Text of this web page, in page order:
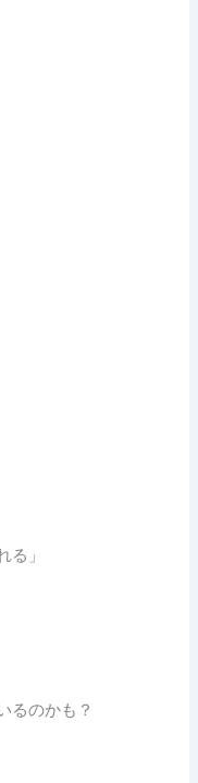
る」
るのかも？